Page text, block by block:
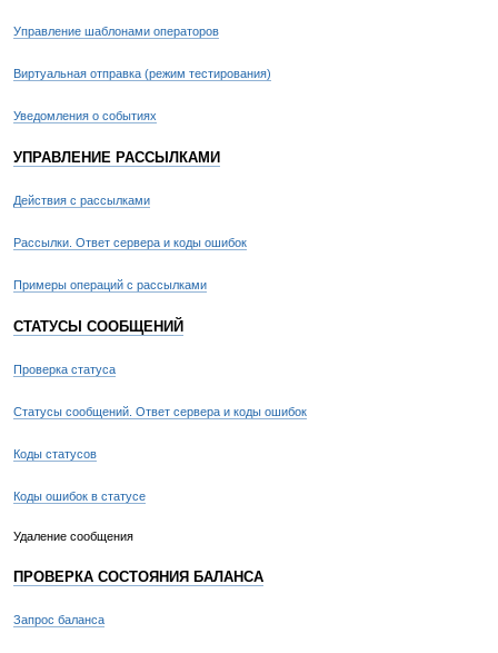
Управление шаблонами операторов
Виртуальная отправка (режим тестирования)
Уведомления о событиях
УПРАВЛЕНИЕ РАССЫЛКАМИ
Действия с рассылками
Рассылки. Ответ сервера и коды ошибок
Примеры операций с рассылками
СТАТУСЫ СООБЩЕНИЙ
Проверка статуса
Статусы сообщений. Ответ сервера и коды ошибок
Коды статусов
Коды ошибок в статусе
Удаление сообщения
ПРОВЕРКА СОСТОЯНИЯ БАЛАНСА
Запрос баланса